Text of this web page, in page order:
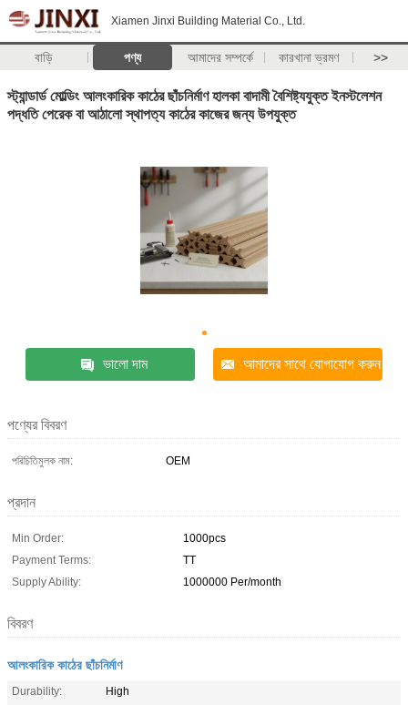
Xiamen Jinxi Building Material Co., Ltd.
বাড়ি পণ্য আমাদের সম্পর্কে কারখানা ভ্রমণ >>
স্ট্যান্ডার্ড মোল্ডিং আলংকারিক কাঠের ছাঁচনির্মাণ হালকা বাদামী বৈশিষ্ট্যযুক্ত ইনস্টলেশন
পদ্ধতি পেরেক বা আঠালো স্থাপত্য কাঠের কাজের জন্য উপযুক্ত
ভালো দাম আমাদের সাথে যোগাযোগ করুন
পণ্যের বিবরণ
পরিচিতিমুলক নাম: OEM
প্রদান
Min Order:
1000pcs
Payment Terms:
TT
Supply Ability:
1000000 Per/month
বিবরণ
আলংকারিক কাঠের ছাঁচনির্মাণ
Durability:
High